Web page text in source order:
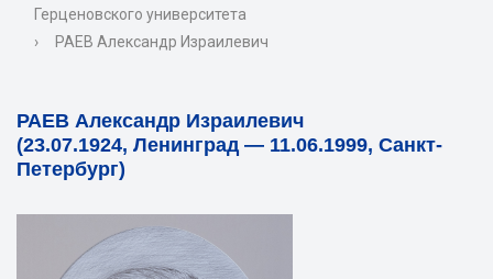
Герценовского университета
›
РАЕВ Александр Израилевич
РАЕВ Александр Израилевич
(23.07.1924, Ленинград — 11.06.1999, Санкт-
Петербург)